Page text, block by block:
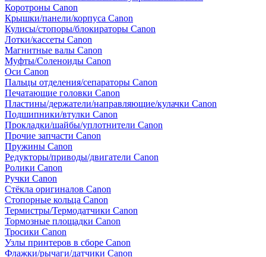
Коротроны Canon
Крышки/панели/корпуса Canon
Кулисы/стопоры/блокираторы Canon
Лотки/кассеты Canon
Магнитные валы Canon
Муфты/Соленоиды Canon
Оси Canon
Пальцы отделения/сепараторы Canon
Печатающие головки Canon
Пластины/держатели/направляющие/кулачки Canon
Подшипники/втулки Canon
Прокладки/шайбы/уплотнители Canon
Прочие запчасти Canon
Пружины Canon
Редукторы/приводы/двигатели Canon
Ролики Canon
Ручки Canon
Стёкла оригиналов Canon
Стопорные кольца Canon
Термистры/Термодатчики Canon
Тормозные площадки Canon
Тросики Canon
Узлы принтеров в сборе Canon
Флажки/рычаги/датчики Canon